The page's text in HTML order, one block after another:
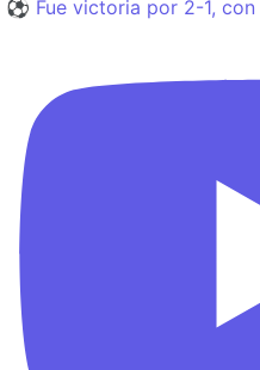
⚽️ Fue victoria por 2-1,